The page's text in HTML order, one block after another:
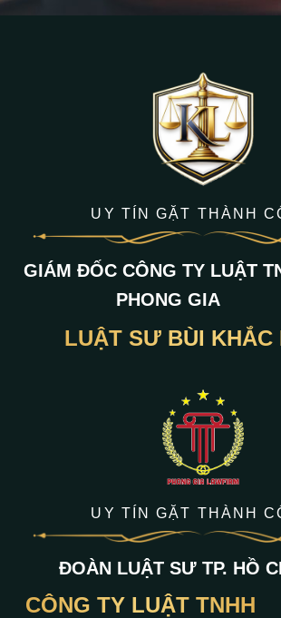
UY TÍN GẶT THÀNH
GIÁM ĐỐC CÔNG TY LUẬT
PHONG GIA
LUẬT SƯ BÙI KHẮC
UY TÍN GẶT THÀNH
ĐOÀN LUẬT SƯ TP. HỒ
CÔNG TY LUẬT TNHH